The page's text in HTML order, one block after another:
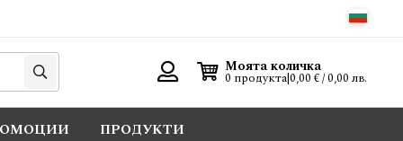
Търси
Моята количка
0 продукта|0,00 € / 0,00 лв.
ПРОДУКТИ